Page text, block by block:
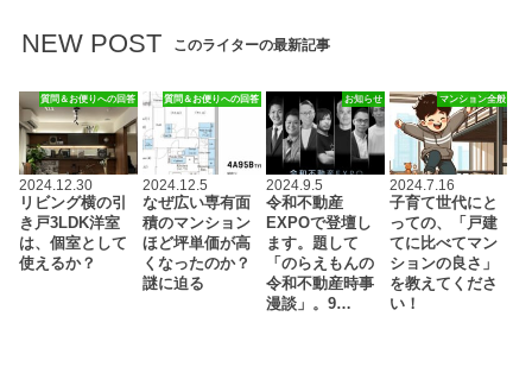
NEW POST このライターの最新記事
質問＆お便りへの回答
2024.12.30
リビング横の引
き戸3LDK洋室
は、個室として
使えるか？
質問＆お便りへの回答
2024.12.5
なぜ広い専有面
積のマンション
ほど坪単価が高
くなったのか？
謎に迫る
お知らせ
2024.9.5
令和不動産
EXPOで登壇し
ます。題して
「のらえもんの
令和不動産時事
漫談」。9…
マンション全般
2024.7.16
子育て世代にと
っての、「戸建
てに比べてマン
ションの良さ」
を教えてくださ
い！